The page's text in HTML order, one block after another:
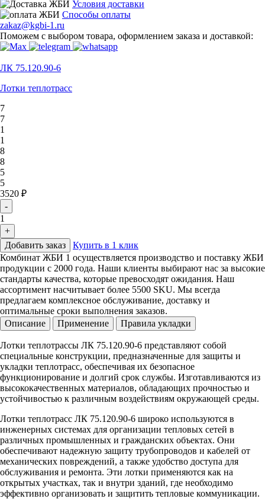
Условия доставки
Способы оплаты
zakaz@kgbi-1.ru
Поможем с выбором товара, оформлением заказа и доставкой:
ЛК 75.120.90-6
Лотки теплотрасс
7
7
1
1
8
8
5
5
3520 ₽
-
1
+
Добавить заказ
Купить в 1 клик
Комбинат ЖБИ 1 осуществляется производство и поставку ЖБИ
продукции с 2000 года. Наши клиенты выбирают нас за высокие
стандарты качества, которые превосходят ожидания. Наш
ассортимент насчитывает более 5500 SKU. Мы всегда
предлагаем комплексное обслуживание, доставку и
оптимальные сроки выполнения заказов.
Описание
Применение Правила укладки
Лотки теплотрассы ЛК 75.120.90-6 представляют собой
специальные конструкции, предназначенные для защиты и
укладки теплотрасс, обеспечивая их безопасное
функционирование и долгий срок службы. Изготавливаются из
высококачественных материалов, обладающих прочностью и
устойчивостью к различным воздействиям окружающей среды.
Лотки теплотрасс ЛК 75.120.90-6 широко используются в
инженерных системах для организации тепловых сетей в
различных промышленных и гражданских объектах. Они
обеспечивают надежную защиту трубопроводов и кабелей от
механических повреждений, а также удобство доступа для
обслуживания и ремонта. Эти лотки применяются как на
открытых участках, так и внутри зданий, где необходимо
эффективно организовать и защитить тепловые коммуникации.